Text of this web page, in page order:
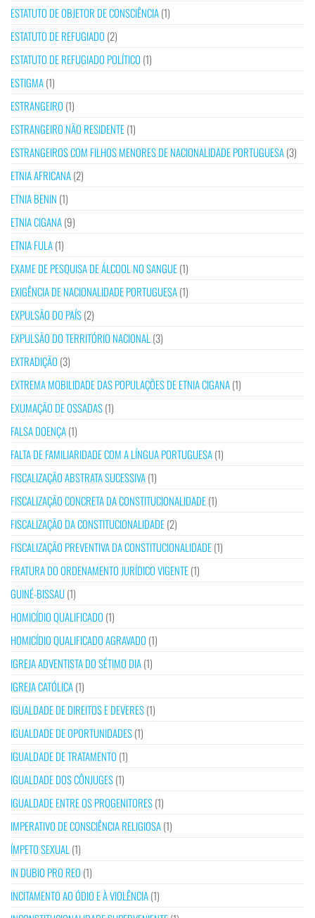
ESTATUTO DE OBJETOR DE CONSCIÊNCIA(1)
ESTATUTO DE REFUGIADO (2)
ESTATUTO DE REFUGIADO POLÍTICO (1)
ESTIGMA(1)
ESTRANGEIRO (1)
ESTRANGEIRO NÃO RESIDENTE(1)
ESTRANGEIROS COM FILHOS MENORES DE NACIONALIDADE PORTUGUESA(3)
ETNIA AFRICANA(2)
ETNIA BENIN (1)
ETNIA CIGANA(9)
ETNIA FULA(1)
EXAME DE PESQUISA DE ÁLCOOL NO SANGUE(1)
EXIGÊNCIA DE NACIONALIDADE PORTUGUESA(1)
EXPULSÃO DO PAÍS(2)
EXPULSÃO DO TERRITÓRIO NACIONAL (3)
EXTRADIÇÃO (3)
EXTREMA MOBILIDADE DAS POPULAÇÕES DE ETNIA CIGANA(1)
EXUMAÇÃO DE OSSADAS(1)
FALSA DOENÇA(1)
FALTA DE FAMILIARIDADE COM A LÍNGUA PORTUGUESA(1)
FISCALIZAÇÃO ABSTRATA SUCESSIVA(1)
FISCALIZAÇÃO CONCRETA DA CONSTITUCIONALIDADE(1)
FISCALIZAÇÃO DA CONSTITUCIONALIDADE(2)
FISCALIZAÇÃO PREVENTIVA DA CONSTITUCIONALIDADE(1)
FRATURA DO ORDENAMENTO JURÍDICO VIGENTE(1)
GUINÉ-BISSAU(1)
HOMICÍDIO QUALIFICADO (1)
HOMICÍDIO QUALIFICADO AGRAVADO (1)
IGREJA ADVENTISTA DO SÉTIMO DIA(1)
IGREJA CATÓLICA(1)
IGUALDADE DE DIREITOS E DEVERES(1)
IGUALDADE DE OPORTUNIDADES(1)
IGUALDADE DE TRATAMENTO (1)
IGUALDADE DOS CÔNJUGES(1)
IGUALDADE ENTRE OS PROGENITORES(1)
IMPERATIVO DE CONSCIÊNCIA RELIGIOSA(1)
ÍMPETO SEXUAL (1)
IN DUBIO PRO REO (1)
INCITAMENTO AO ÓDIO E À VIOLÊNCIA(1)